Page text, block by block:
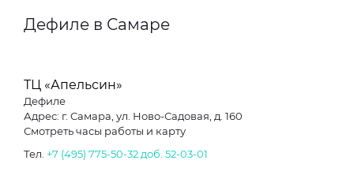
Дефиле в Самаре
ТЦ «Апельсин»
Дефиле
Адрес: г. Самара, ул. Ново-Садовая, д. 160
Смотреть часы работы и карту
Тел. +7 (495) 775-50-32 доб. 52-03-01